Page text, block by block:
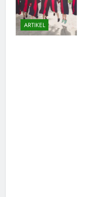
ARTIKEL